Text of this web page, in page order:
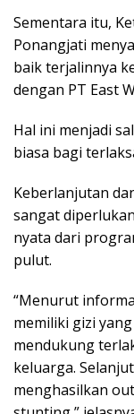
Sementara itu,
Ponangjati
baik terjalinnya
dengan PT East
Hal ini menjadi
biasa bagi
Keberlanjutan
sangat
nyata dari
pulut.
“Menurut
memiliki gizi
mendukung
keluarga.
menghasilkan